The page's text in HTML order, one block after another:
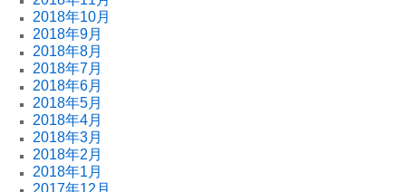
2018年10月
2018年9月
2018年8月
2018年7月
2018年6月
2018年5月
2018年4月
2018年3月
2018年2月
2018年1月
2017年12月